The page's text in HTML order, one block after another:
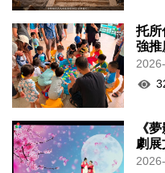
托所
強推
《
劇展